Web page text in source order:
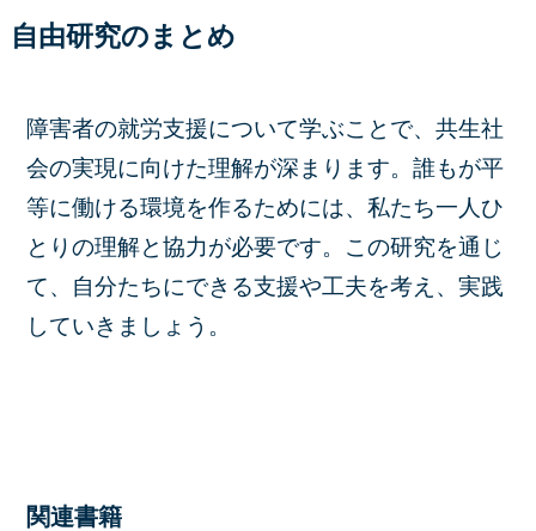
自由研究のまとめ
障害者の就労支援について学ぶことで、共生社
会の実現に向けた理解が深まります。誰もが平
等に働ける環境を作るためには、私たち一人ひ
とりの理解と協力が必要です。この研究を通じ
て、自分たちにできる支援や工夫を考え、実践
していきましょう。
関連書籍